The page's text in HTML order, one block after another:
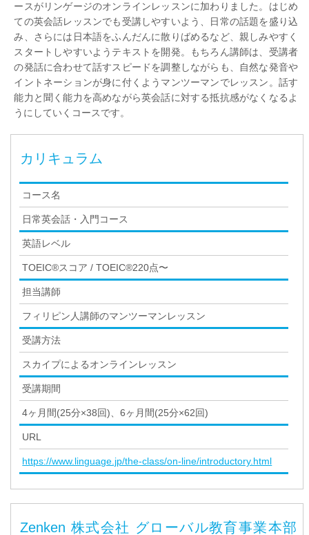
ースがリンゲージのオンラインレッスンに加わりました。はじめ
ての英会話レッスンでも受講しやすいよう、日常の話題を盛り込
み、さらには日本語をふんだんに散りばめるなど、親しみやすく
スタートしやすいようテキストを開発。もちろん講師は、受講者
の発話に合わせて話すスピードを調整しながらも、自然な発音や
イントネーションが身に付くようマンツーマンでレッスン。話す
能力と聞く能力を高めながら英会話に対する抵抗感がなくなるよ
うにしていくコースです。
カリキュラム
コース名
日常英会話・入門コース
英語レベル
TOEIC®スコア / TOEIC®220点〜
担当講師
フィリピン人講師のマンツーマンレッスン
受講方法
スカイプによるオンラインレッスン
受講期間
4ヶ月間(25分×38回)、6ヶ月間(25分×62回)
URL
https://www.linguage.jp/the-class/on-line/introductory.html
Zenken 株式会社 グローバル教育事業本部